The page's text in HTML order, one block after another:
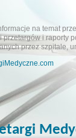
na temat
przetargów i raporty
przez szpitale,